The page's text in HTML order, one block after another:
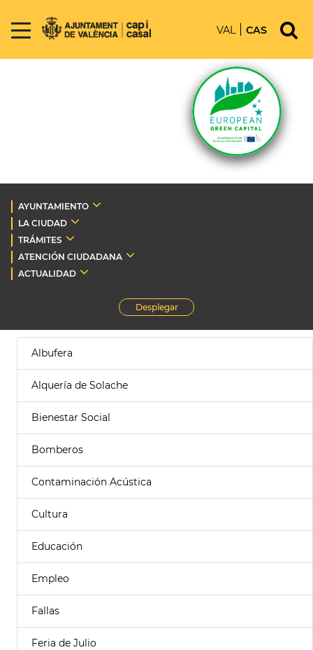
VAL CAS
AYUNTAMIENTO
LA CIUDAD
TRÁMITES
ATENCIÓN CIUDADANA
ACTUALIDAD
Desplegar
Albufera
Alquería de Solache
Bienestar Social
Bomberos
Contaminación Acústica
Cultura
Educación
Empleo
Fallas
Feria de Julio